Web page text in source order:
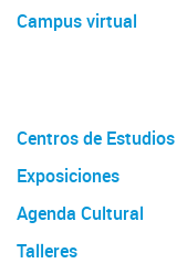
Campus virtual
Centros de Estudios
Exposiciones
Agenda Cultural
Talleres